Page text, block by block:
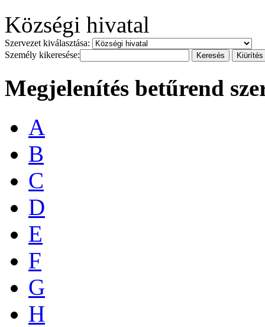
Községi hivatal
Szervezet kiválasztása:
Személy kikeresése:
Megjelenítés betűrend
A
B
C
D
E
F
G
H